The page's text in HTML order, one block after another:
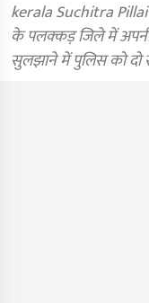
kerala Suchitra
के पलक्कड़ जिले में अपनी
सुलझाने में पुलिस को